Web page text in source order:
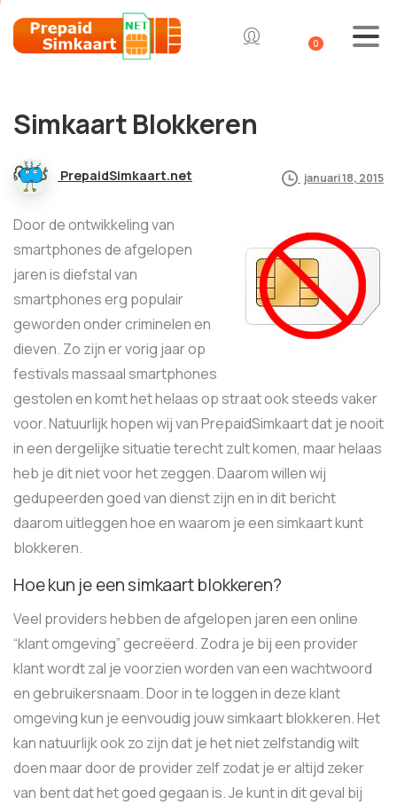
0
Simkaart Blokkeren
PrepaidSimkaart.net januari 18, 2015
Door de ontwikkeling van
smartphones de afgelopen
jaren is diefstal van
smartphones erg populair
geworden onder criminelen en
dieven. Zo zijn er vorig jaar op
festivals massaal smartphones
gestolen en komt het helaas op straat ook steeds vaker
voor. Natuurlijk hopen wij van PrepaidSimkaart dat je nooit
in een dergelijke situatie terecht zult komen, maar helaas
heb je dit niet voor het zeggen. Daarom willen wij
gedupeerden goed van dienst zijn en in dit bericht
daarom uitleggen hoe en waarom je een simkaart kunt
blokkeren.
Hoe kun je een simkaart blokkeren?
Veel providers hebben de afgelopen jaren een online
“klant omgeving” gecreëerd. Zodra je bij een provider
klant wordt zal je voorzien worden van een wachtwoord
en gebruikersnaam. Door in te loggen in deze klant
omgeving kun je eenvoudig jouw simkaart blokkeren. Het
kan natuurlijk ook zo zijn dat je het niet zelfstandig wilt
doen maar door de provider zelf zodat je er altijd zeker
van bent dat het goed gegaan is. Je kunt in dit geval bij